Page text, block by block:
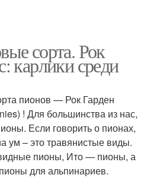
сорта. Рок
карлики среди
пионов — Рок Гарден
! Для большинства из нас,
Если говорить о пионах,
ум – это травянистые виды.
пионы, Ито — пионы, а
для альпинариев.